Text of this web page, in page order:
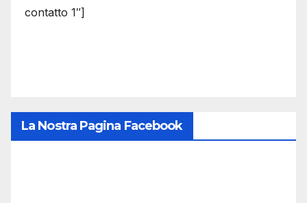
contatto 1″]
La Nostra Pagina Facebook